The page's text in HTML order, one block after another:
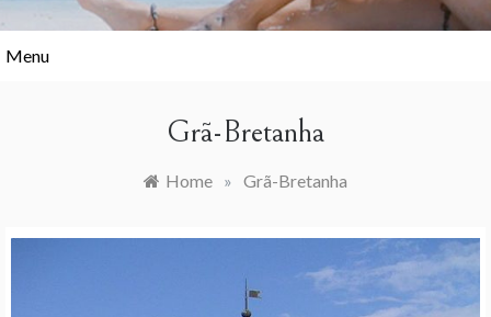
Menu
Grã-Bretanha
Home » Grã-Bretanha